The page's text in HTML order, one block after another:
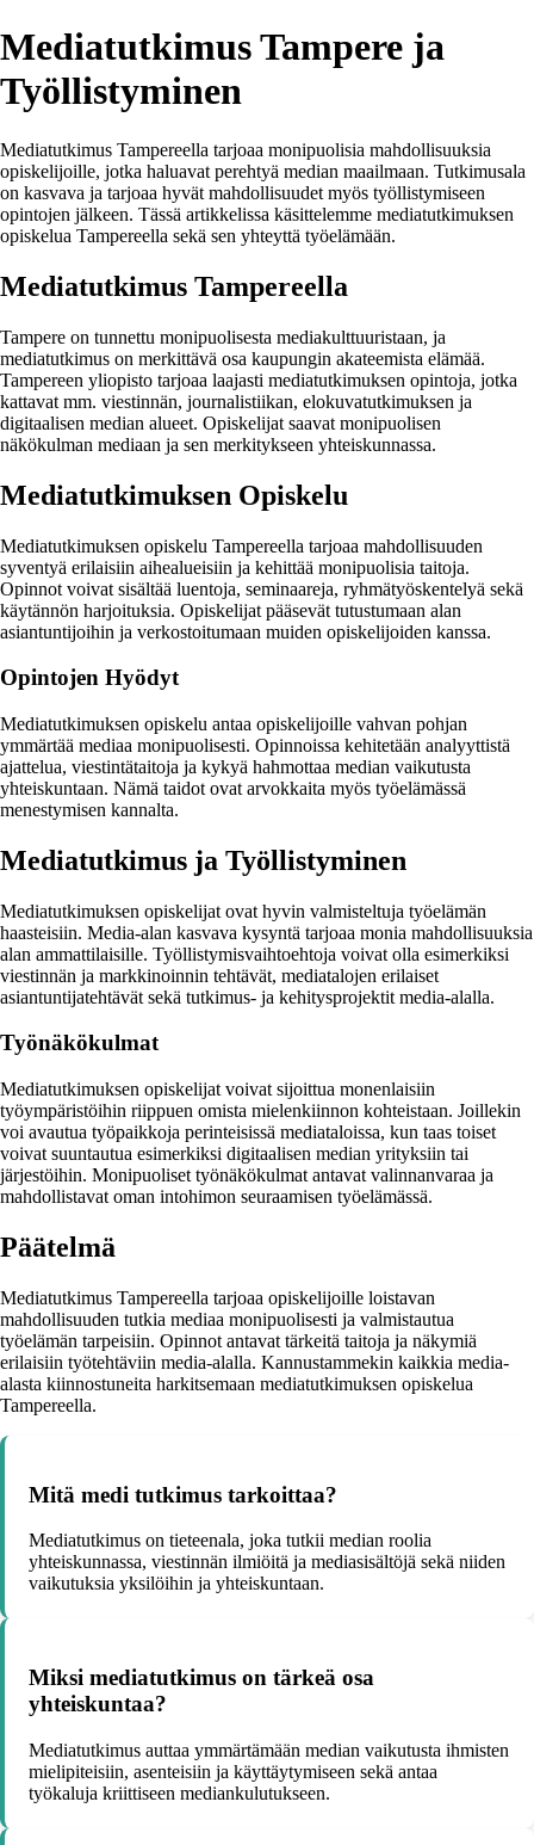
Mediatutkimus Tampere ja
Työllistyminen
Mediatutkimus Tampereella tarjoaa monipuolisia mahdollisuuksia
opiskelijoille, jotka haluavat perehtyä median maailmaan. Tutkimusala
on kasvava ja tarjoaa hyvät mahdollisuudet myös työllistymiseen
opintojen jälkeen. Tässä artikkelissa käsittelemme mediatutkimuksen
opiskelua Tampereella sekä sen yhteyttä työelämään.
Mediatutkimus Tampereella
Tampere on tunnettu monipuolisesta mediakulttuuristaan, ja
mediatutkimus on merkittävä osa kaupungin akateemista elämää.
Tampereen yliopisto tarjoaa laajasti mediatutkimuksen opintoja, jotka
kattavat mm. viestinnän, journalistiikan, elokuvatutkimuksen ja
digitaalisen median alueet. Opiskelijat saavat monipuolisen
näkökulman mediaan ja sen merkitykseen yhteiskunnassa.
Mediatutkimuksen Opiskelu
Mediatutkimuksen opiskelu Tampereella tarjoaa mahdollisuuden
syventyä erilaisiin aihealueisiin ja kehittää monipuolisia taitoja.
Opinnot voivat sisältää luentoja, seminaareja, ryhmätyöskentelyä sekä
käytännön harjoituksia. Opiskelijat pääsevät tutustumaan alan
asiantuntijoihin ja verkostoitumaan muiden opiskelijoiden kanssa.
Opintojen Hyödyt
Mediatutkimuksen opiskelu antaa opiskelijoille vahvan pohjan
ymmärtää mediaa monipuolisesti. Opinnoissa kehitetään analyyttistä
ajattelua, viestintätaitoja ja kykyä hahmottaa median vaikutusta
yhteiskuntaan. Nämä taidot ovat arvokkaita myös työelämässä
menestymisen kannalta.
Mediatutkimus ja Työllistyminen
Mediatutkimuksen opiskelijat ovat hyvin valmisteltuja työelämän
haasteisiin. Media-alan kasvava kysyntä tarjoaa monia mahdollisuuksia
alan ammattilaisille. Työllistymisvaihtoehtoja voivat olla esimerkiksi
viestinnän ja markkinoinnin tehtävät, mediatalojen erilaiset
asiantuntijatehtävät sekä tutkimus- ja kehitysprojektit media-alalla.
Työnäkökulmat
Mediatutkimuksen opiskelijat voivat sijoittua monenlaisiin
työympäristöihin riippuen omista mielenkiinnon kohteistaan. Joillekin
voi avautua työpaikkoja perinteisissä mediataloissa, kun taas toiset
voivat suuntautua esimerkiksi digitaalisen median yrityksiin tai
järjestöihin. Monipuoliset työnäkökulmat antavat valinnanvaraa ja
mahdollistavat oman intohimon seuraamisen työelämässä.
Päätelmä
Mediatutkimus Tampereella tarjoaa opiskelijoille loistavan
mahdollisuuden tutkia mediaa monipuolisesti ja valmistautua
työelämän tarpeisiin. Opinnot antavat tärkeitä taitoja ja näkymiä
erilaisiin työtehtäviin media-alalla. Kannustammekin kaikkia media-
alasta kiinnostuneita harkitsemaan mediatutkimuksen opiskelua
Tampereella.
Mitä medi tutkimus tarkoittaa?
Mediatutkimus on tieteenala, joka tutkii median roolia
yhteiskunnassa, viestinnän ilmiöitä ja mediasisältöjä sekä niiden
vaikutuksia yksilöihin ja yhteiskuntaan.
Miksi mediatutkimus on tärkeä osa
yhteiskuntaa?
Mediatutkimus auttaa ymmärtämään median vaikutusta ihmisten
mielipiteisiin, asenteisiin ja käyttäytymiseen sekä antaa
työkaluja kriittiseen mediankulutukseen.